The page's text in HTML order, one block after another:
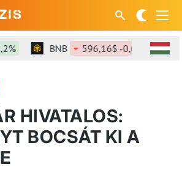
BNB 596,16$ -0,05% SOL
HIVATALOS:
BOCSÁT KI A